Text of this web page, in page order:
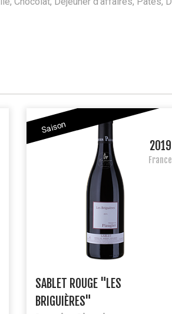
Saison
2019
France
SABLET ROUGE "LES
BRIGUIÈRES"